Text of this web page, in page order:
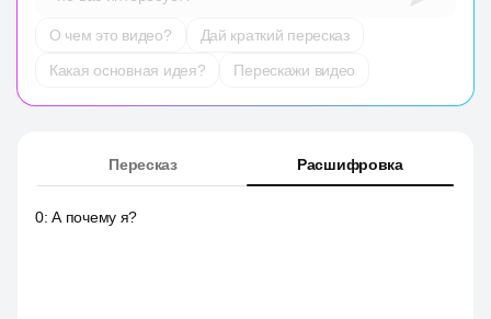
О чем это видео?
Дай краткий пересказ
Какая основная идея?
Перескажи видео
Пересказ Расшифровка
0:А почему я?